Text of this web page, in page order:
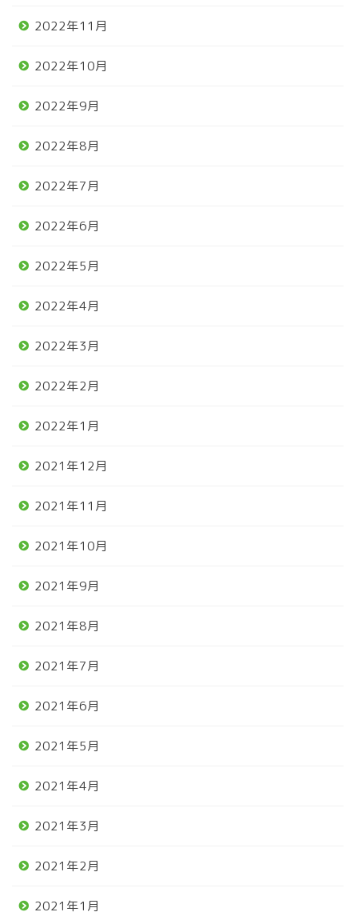
2022年11月
2022年10月
2022年9月
2022年8月
2022年7月
2022年6月
2022年5月
2022年4月
2022年3月
2022年2月
2022年1月
2021年12月
2021年11月
2021年10月
2021年9月
2021年8月
2021年7月
2021年6月
2021年5月
2021年4月
2021年3月
2021年2月
2021年1月